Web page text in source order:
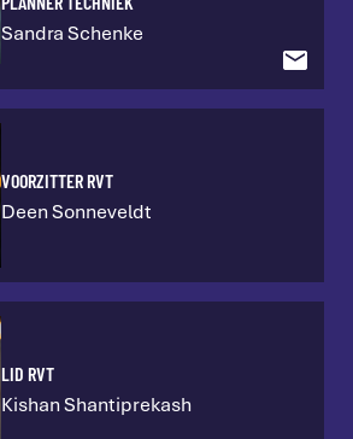
Sandra Schenke
VOORZITTER RVT
Deen Sonneveldt
LID RVT
Kishan Shantiprekash